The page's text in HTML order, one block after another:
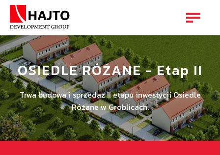
OSIEDLE RÓŻANE - Etap II
Trwa budowa i sprzedaż II etapu inwestycji Osiedle
Różane w Groblicach.